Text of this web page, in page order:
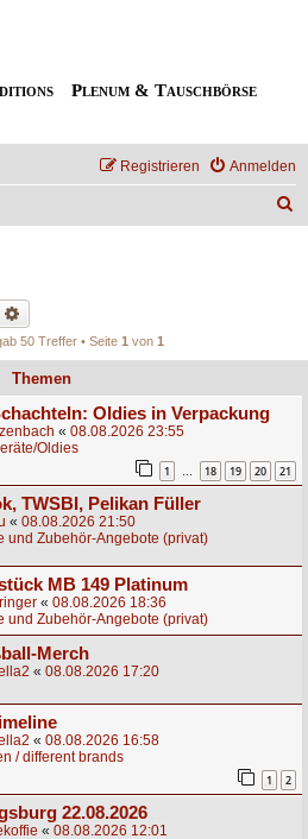
Plenum & Tauschbörse
Anmelden
Registrieren
50 Treffer • Seite 1von 1
Themen
Oldies in Verpackung
« 08.08.2026 23:55
Oldies
1 … 18 19 20 21
TWSBI, Pelikan Füller
« 08.08.2026 21:50
und Zubehör-Angebote (privat)
MB 149 Platinum
« 08.08.2026 18:36
und Zubehör-Angebote (privat)
Merch
« 08.08.2026 17:20
« 08.08.2026 16:58
/ different brands
1 2
22.08.2026
« 08.08.2026 12:01